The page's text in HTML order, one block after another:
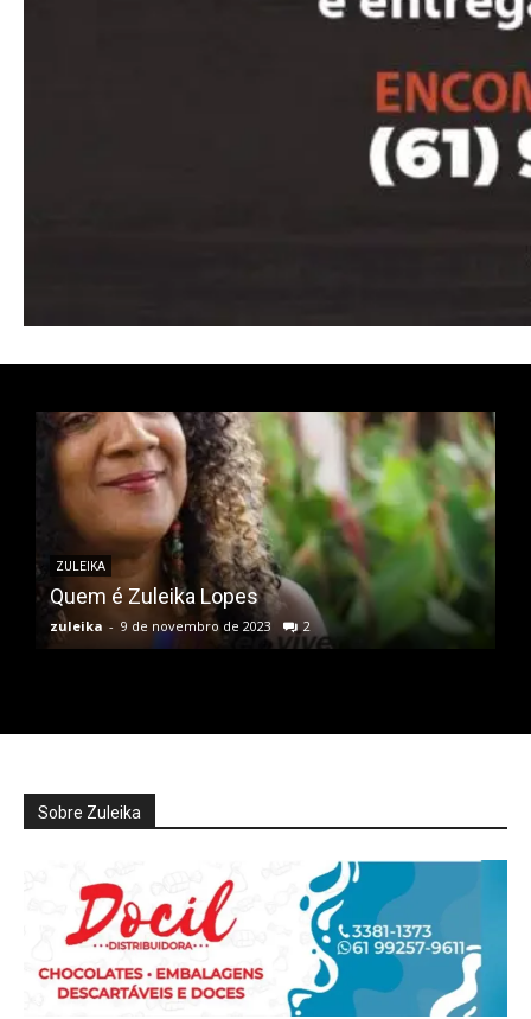
ZULEIKA
Quem é Zuleika Lopes
zuleika - 9 de novembro de 2023 2
Sobre Zuleika